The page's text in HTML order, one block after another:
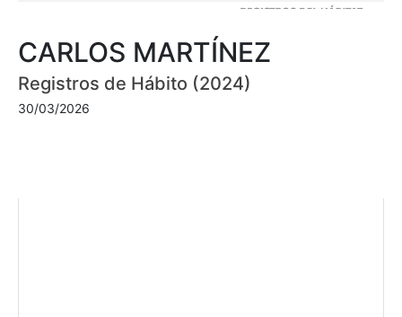
CARLOS MARTÍNEZ
Registros de Hábito (2024)
30/03/2026